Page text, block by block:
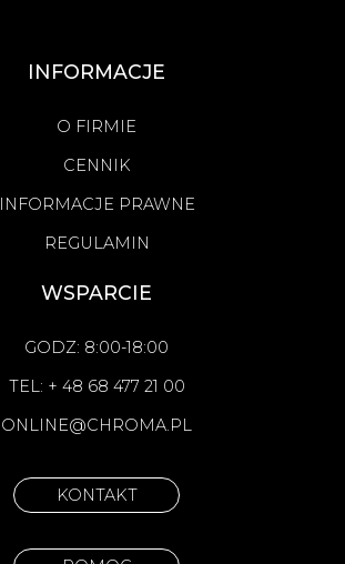
INFORMACJE
O FIRMIE
CENNIK
INFORMACJE PRAWNE
REGULAMIN
WSPARCIE
GODZ: 8:00-18:00
TEL: + 48 68 477 21 00
ONLINE@CHROMA.PL
KONTAKT